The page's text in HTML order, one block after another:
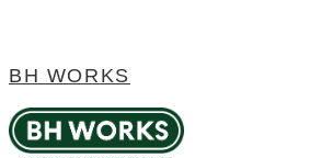
BH WORKS